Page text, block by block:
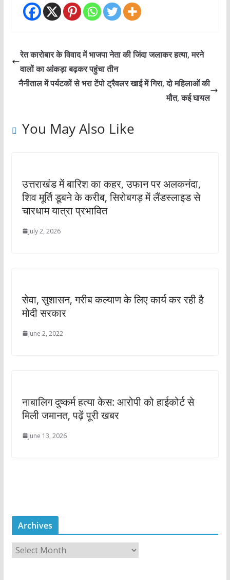
रेत कारोबार के विवाद में भाजपा नेता की जिंदा जलाकर हत्या, मरने
वालों का आंकड़ा बढ़कर पहुंचा तीन
नैनीताल में पर्यटकों से भरा टेंपो ट्रैवलर खाई में गिरा, दो महिलाओं की
मौत, कई घायल
You May Also Like
उत्तराखंड में बारिश का कहर, उफान पर अलकनंदा,
शिव मूर्ति डूबने के करीब, सिरोबगड़ में लैंडस्लाइड से
चारधाम यात्रा प्रभावित
July 2, 2026
सेवा, सुशासन, गरीब कल्याण के लिए कार्य कर रही है
मोदी सरकार
June 2, 2022
नाबालिग दुष्कर्म हत्या केस: आरोपी को हाईकोर्ट से
मिली जमानत, पढ़ें पूरी खबर
June 13, 2026
Archives
r